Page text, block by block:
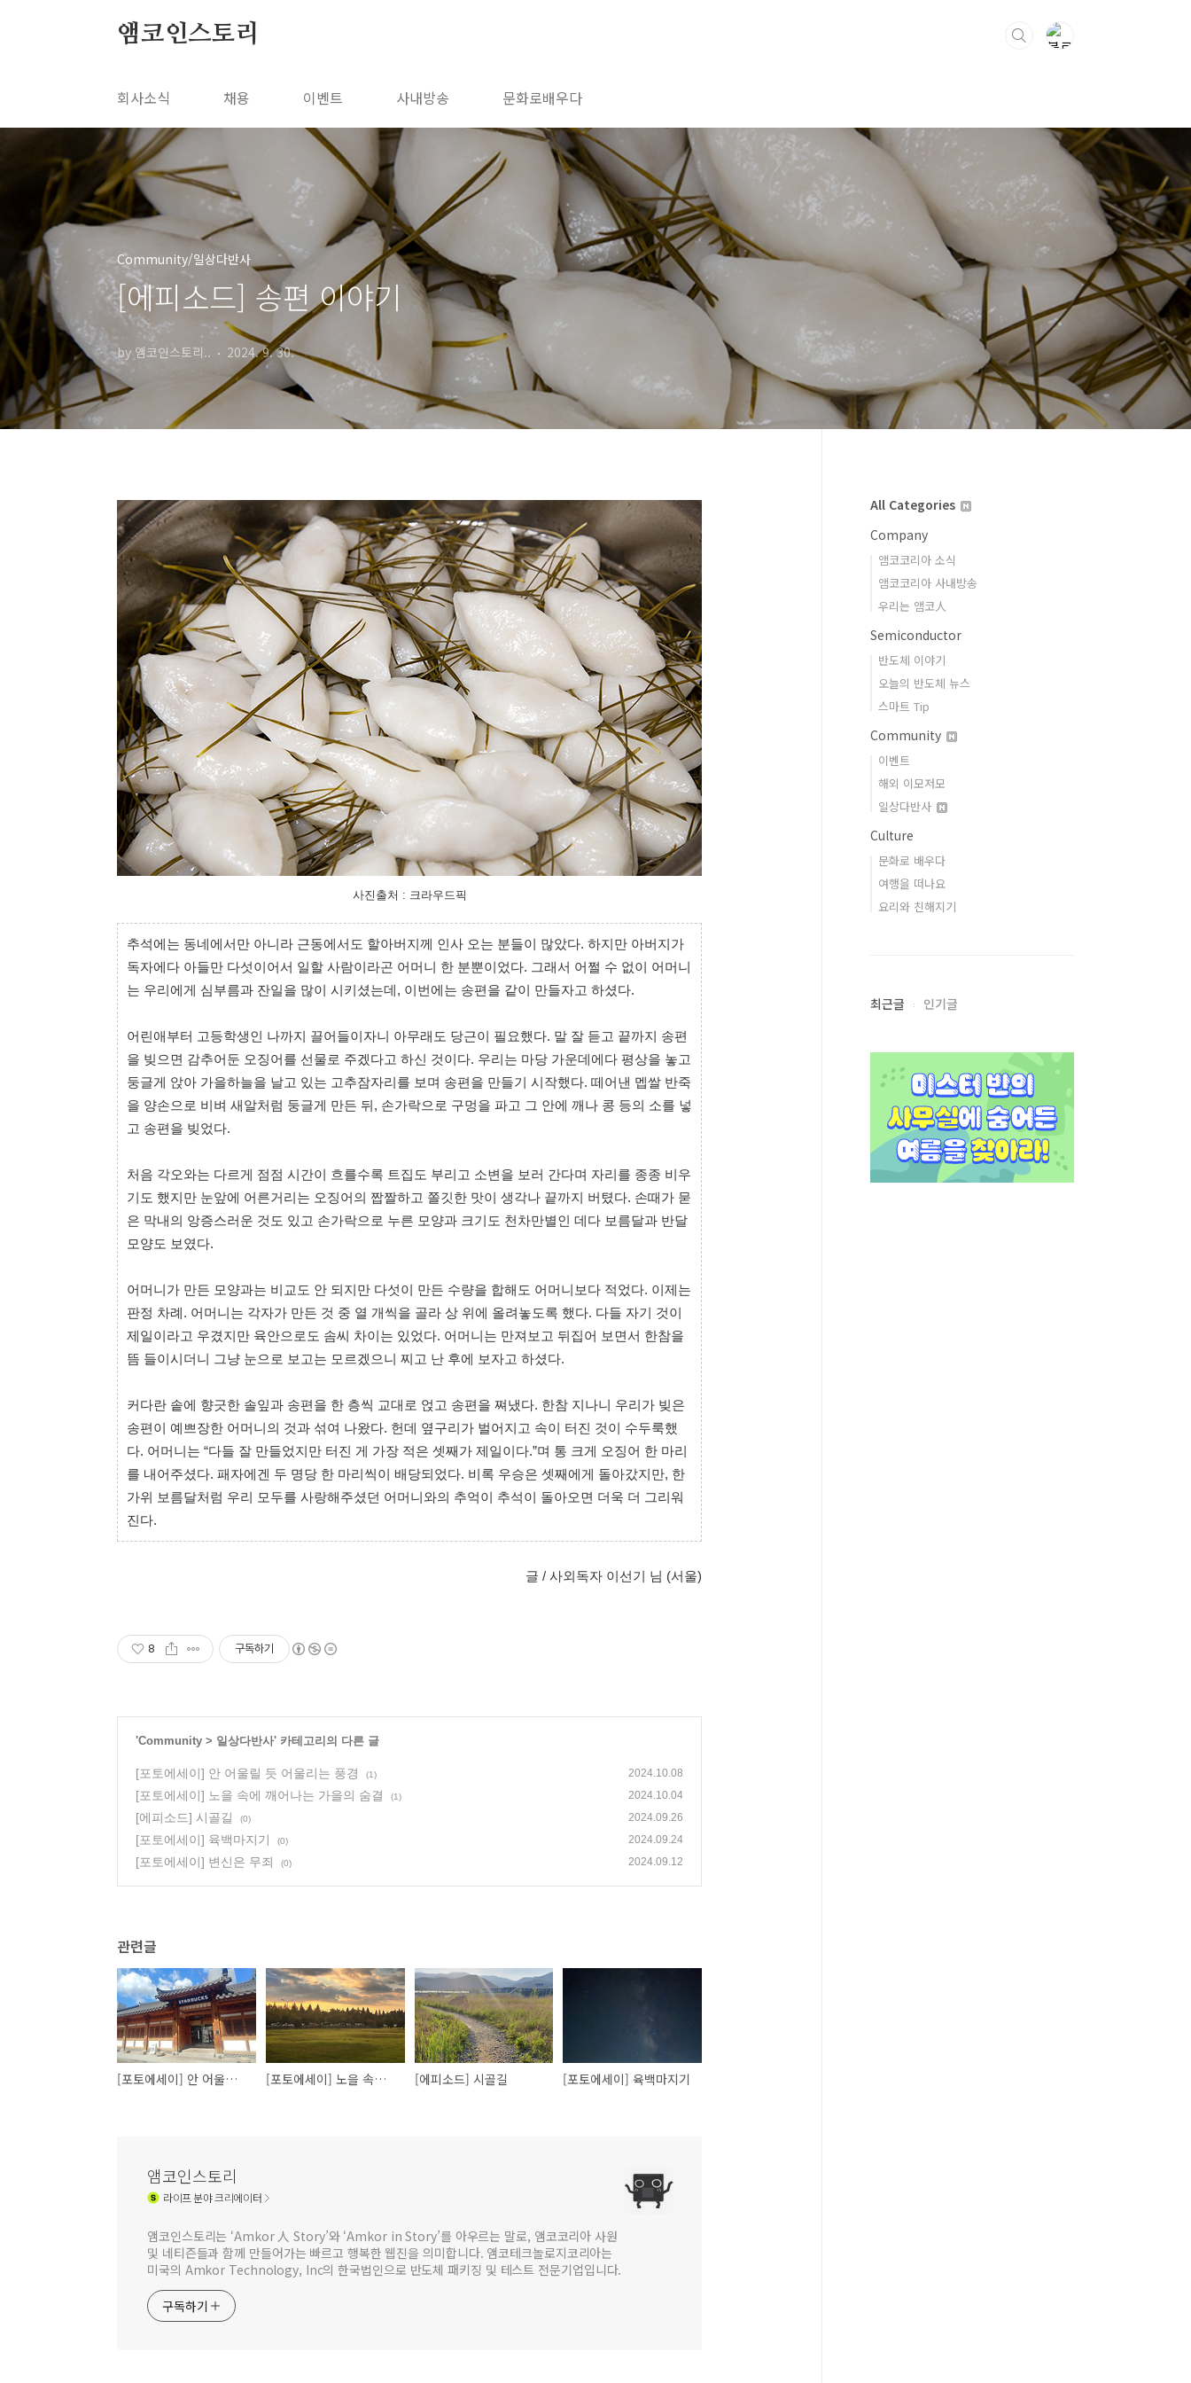
앰코인스토리
회사소식 채용 이벤트 사내방송 문화로배우다
Community/일상다반사
[에피소드] 송편 이야기
by 앰코인스토리.. 2024. 9. 30.
사진출처 : 크라우드픽
추석에는 동네에서만 아니라 근동에서도 할아버지께 인사 오는 분들이 많았다. 하지만 아버지가
독자에다 아들만 다섯이어서 일할 사람이라곤 어머니 한 분뿐이었다. 그래서 어쩔 수 없이 어머니
는 우리에게 심부름과 잔일을 많이 시키셨는데, 이번에는 송편을 같이 만들자고 하셨다.
어린애부터 고등학생인 나까지 끌어들이자니 아무래도 당근이 필요했다. 말 잘 듣고 끝까지 송편
을 빚으면 감추어둔 오징어를 선물로 주겠다고 하신 것이다. 우리는 마당 가운데에다 평상을 놓고
둥글게 앉아 가을하늘을 날고 있는 고추잠자리를 보며 송편을 만들기 시작했다. 떼어낸 멥쌀 반죽
을 양손으로 비벼 새알처럼 둥글게 만든 뒤, 손가락으로 구멍을 파고 그 안에 깨나 콩 등의 소를 넣
고 송편을 빚었다.
처음 각오와는 다르게 점점 시간이 흐를수록 트집도 부리고 소변을 보러 간다며 자리를 종종 비우
기도 했지만 눈앞에 어른거리는 오징어의 짭짤하고 쫄깃한 맛이 생각나 끝까지 버텼다. 손때가 묻
은 막내의 앙증스러운 것도 있고 손가락으로 누른 모양과 크기도 천차만별인 데다 보름달과 반달
모양도 보였다.
어머니가 만든 모양과는 비교도 안 되지만 다섯이 만든 수량을 합해도 어머니보다 적었다. 이제는
판정 차례. 어머니는 각자가 만든 것 중 열 개씩을 골라 상 위에 올려놓도록 했다. 다들 자기 것이
제일이라고 우겼지만 육안으로도 솜씨 차이는 있었다. 어머니는 만져보고 뒤집어 보면서 한참을
뜸 들이시더니 그냥 눈으로 보고는 모르겠으니 찌고 난 후에 보자고 하셨다.
커다란 솥에 향긋한 솔잎과 송편을 한 층씩 교대로 얹고 송편을 쪄냈다. 한참 지나니 우리가 빚은
송편이 예쁘장한 어머니의 것과 섞여 나왔다. 헌데 옆구리가 벌어지고 속이 터진 것이 수두룩했
다. 어머니는 “다들 잘 만들었지만 터진 게 가장 적은 셋째가 제일이다.”며 통 크게 오징어 한 마리
를 내어주셨다. 패자에겐 두 명당 한 마리씩이 배당되었다. 비록 우승은 셋째에게 돌아갔지만, 한
가위 보름달처럼 우리 모두를 사랑해주셨던 어머니와의 추억이 추석이 돌아오면 더욱 더 그리워
진다.
글 / 사외독자 이선기 님 (서울)
8 구독하기
'Community > 일상다반사' 카테고리의 다른 글
[포토에세이] 안 어울릴 듯 어울리는 풍경 (1) 2024.10.08
[포토에세이] 노을 속에 깨어나는 가을의 숨결 (1) 2024.10.04
[에피소드] 시골길 (0) 2024.09.26
[포토에세이] 육백마지기 (0) 2024.09.24
[포토에세이] 변신은 무죄 (0) 2024.09.12
관련글
[포토에세이] 안 어울릴 듯 어울리는 풍경 [포토에세이] 노을 속에 깨어나는 가을의 숨결 [에피소드] 시골길 [포토에세이] 육백마지기
앰코인스토리
라이프분야 크리에이터
앰코인스토리는 ‘Amkor 人 Story’와 ‘Amkor in Story’를 아우르는 말로, 앰코코리아 사원
및 네티즌들과 함께 만들어가는 빠르고 행복한 웹진을 의미합니다. 앰코테크놀로지코리아는
미국의 Amkor Technology, Inc의 한국법인으로 반도체 패키징 및 테스트 전문기업입니다.
구독하기
All Categories
Company
앰코코리아 소식
앰코코리아 사내방송
우리는 앰코人
Semiconductor
반도체 이야기
오늘의 반도체 뉴스
스마트 Tip
Community
이벤트
해외 이모저모
일상다반사
Culture
문화로 배우다
여행을 떠나요
요리와 친해지기
최근글 인기글